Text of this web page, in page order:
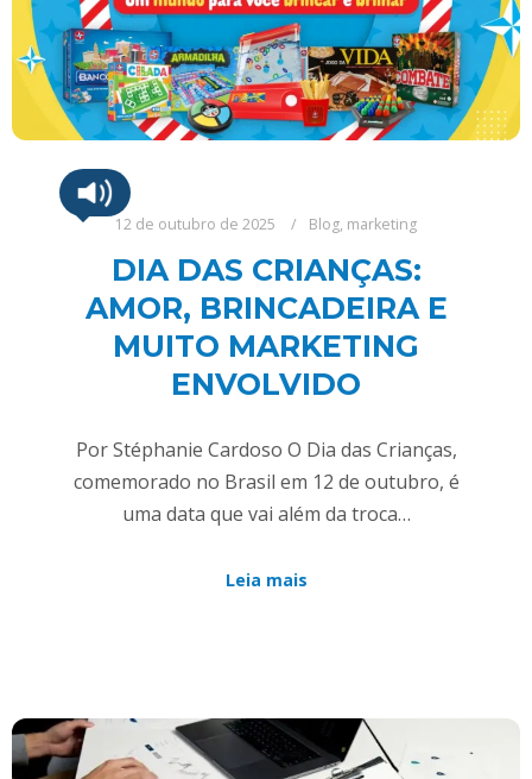
12 de outubro de 2025 Blog, marketing
DIA DAS CRIANÇAS:
AMOR, BRINCADEIRA E
MUITO MARKETING
ENVOLVIDO
Por Stéphanie Cardoso O Dia das Crianças,
comemorado no Brasil em 12 de outubro, é
uma data que vai além da troca…
Leia mais